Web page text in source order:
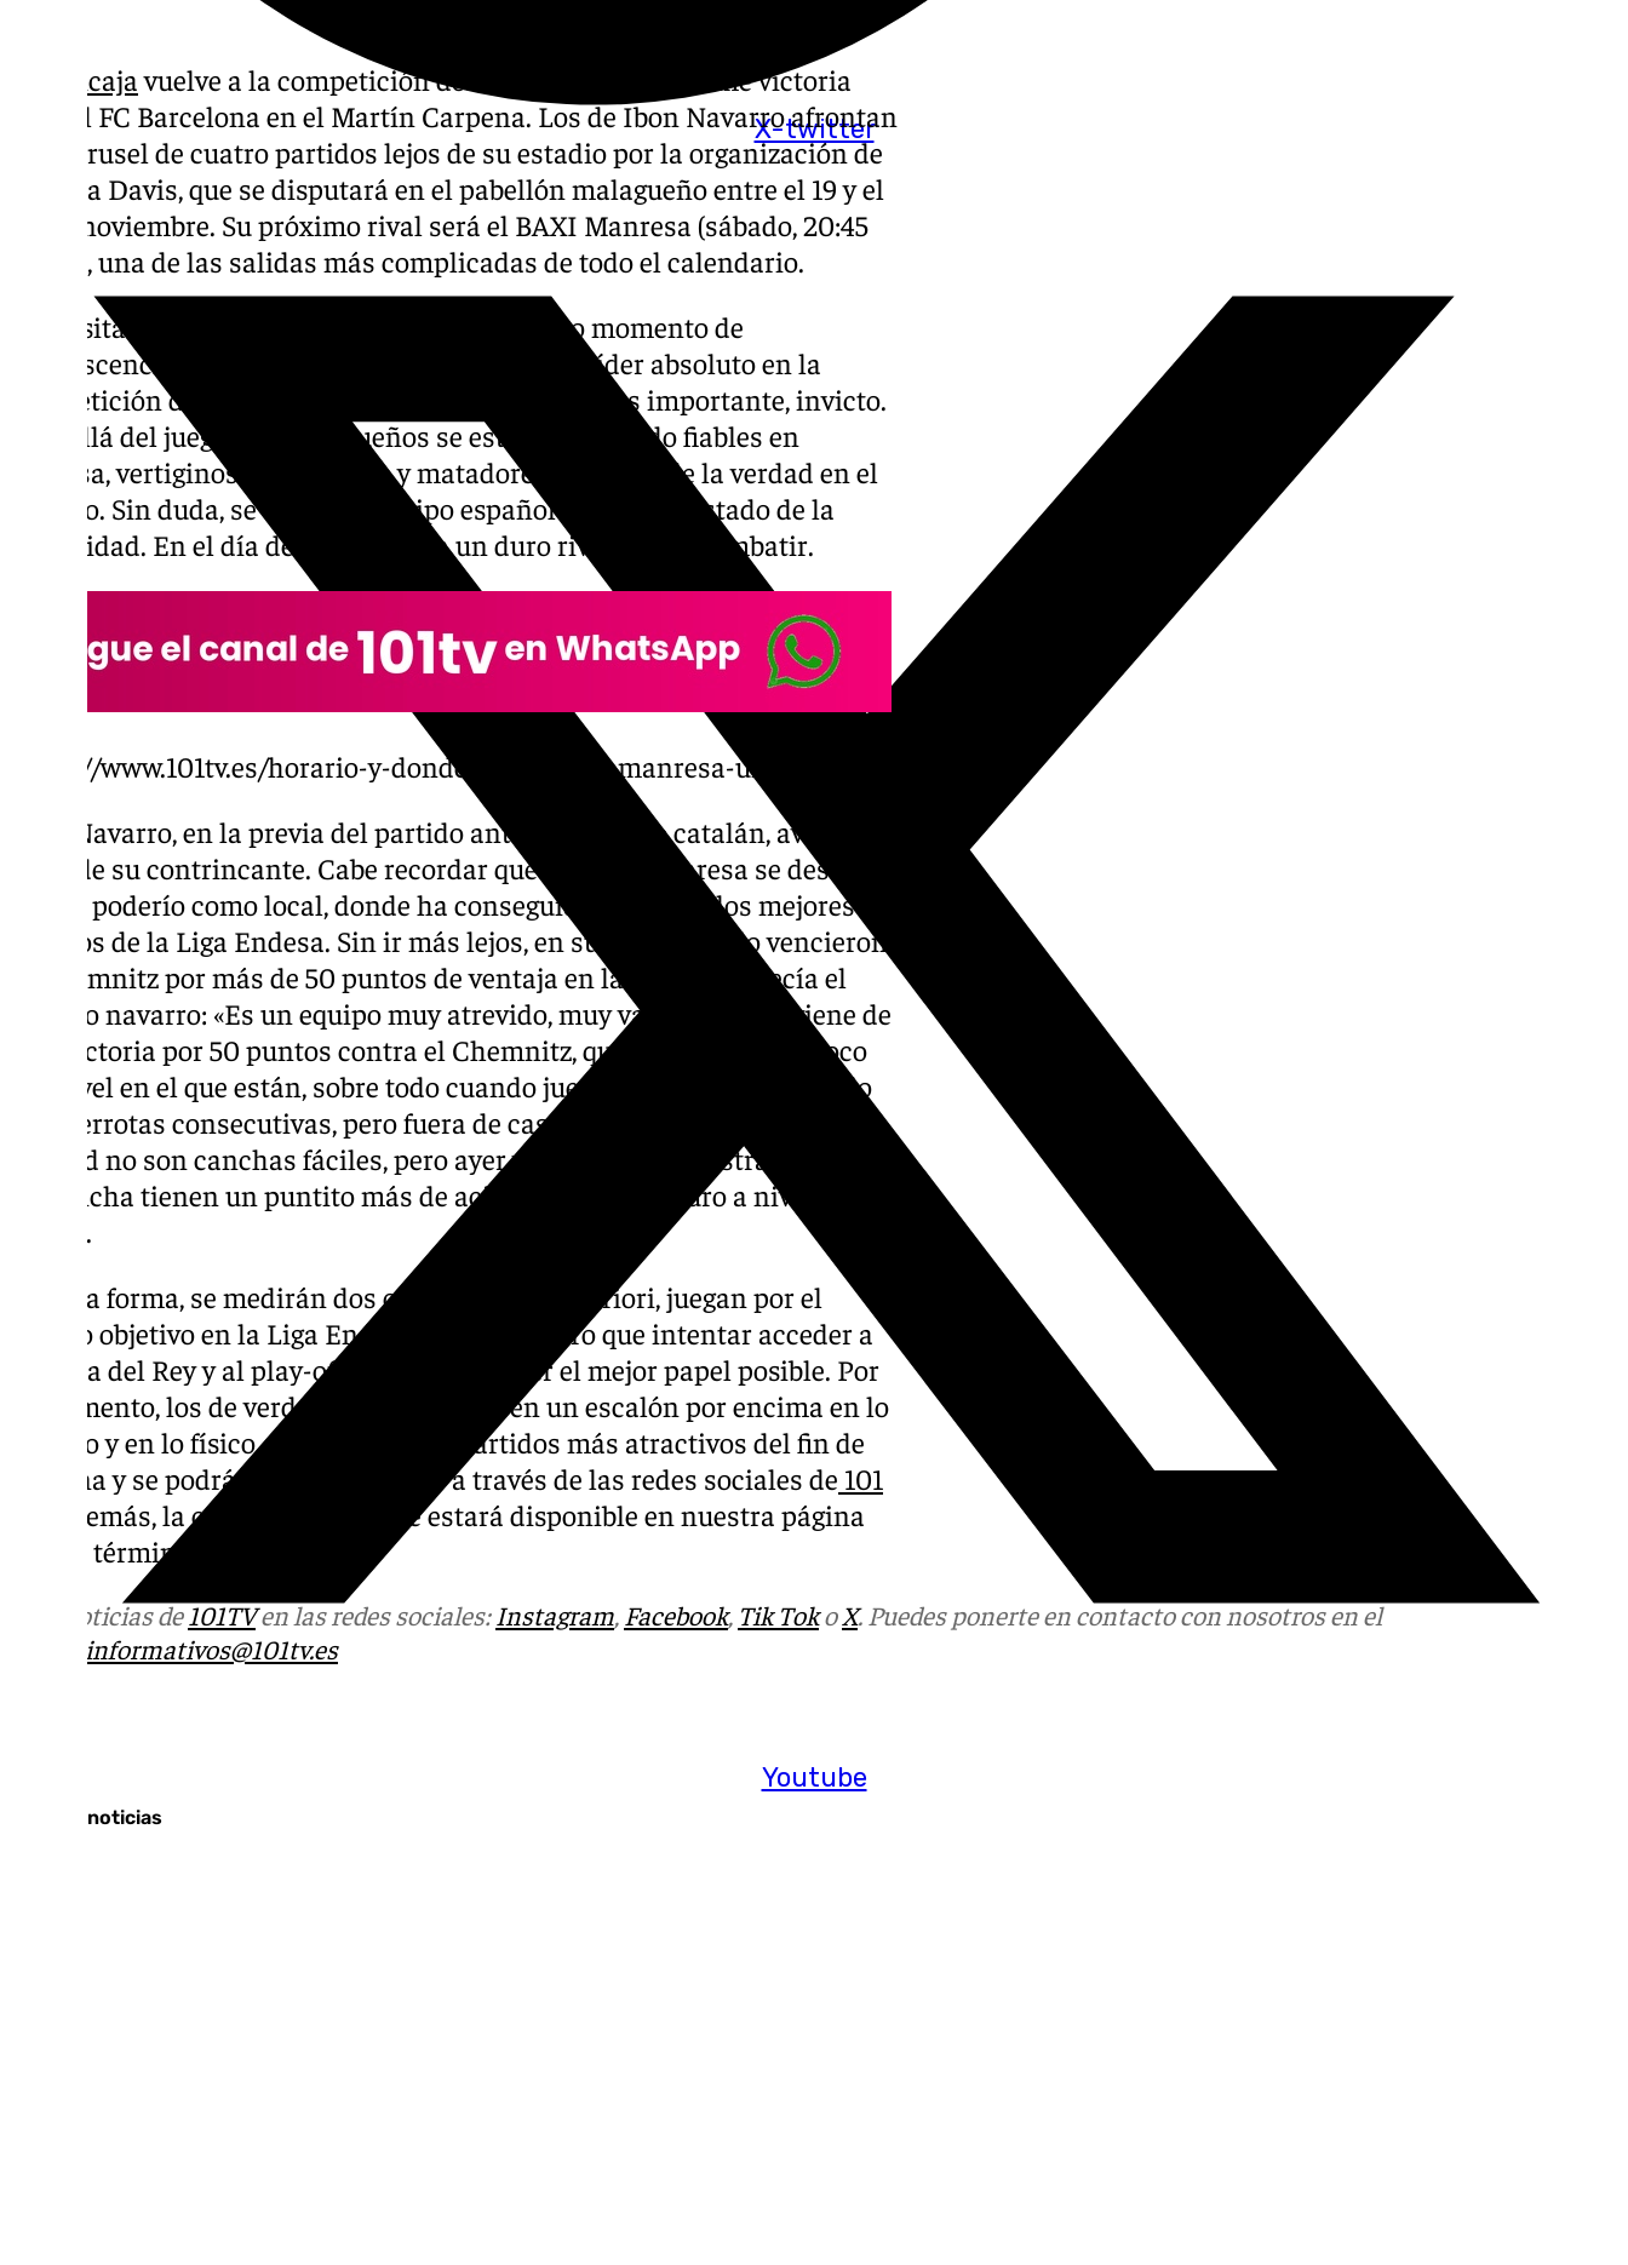
X-twitter
Youtube
Unicaja vuelve a la competición doméstica tras su enorme victoria
ante el FC Barcelona en el Martín Carpena. Los de Ibon Navarro afrontan
un carrusel de cuatro partidos lejos de su estadio por la organización de
la Copa Davis, que se disputará en el pabellón malagueño entre el 19 y el
24 de noviembre. Su próximo rival será el BAXI Manresa (sábado, 20:45
horas), una de las salidas más complicadas de todo el calendario.
Los visitantes encaran el compromiso en pleno momento de
efervescencia, con trece victorias consecutivas, líder absoluto en la
competición doméstica y en la continental, y lo más importante, invicto.
Más allá del juego, los malagueños se están mostrando fiables en
defensa, vertiginosos en ataque y matadores a la hora de la verdad en el
partido. Sin duda, se trata del equipo español con mejor estado de la
actualidad. En el día de hoy tendrán un duro rival al que combatir.
https://www.101tv.es/horario-y-donde-ver-el-baxi-manresa-unicaja/
Ibon Navarro, en la previa del partido ante el conjunto catalán, avisó del
nivel de su contrincante. Cabe recordar que el BAXI Manresa se destaca
por su poderío como local, donde ha conseguido tumbar a los mejores
equipos de la Liga Endesa. Sin ir más lejos, en su último duelo vencieron
al Chemnitz por más de 50 puntos de ventaja en la BCL. Esto decía el
técnico navarro: «Es un equipo muy atrevido, muy valiente y que viene de
una victoria por 50 puntos contra el Chemnitz, que ya te habla un poco
del nivel en el que están, sobre todo cuando juegan en casa. Han tenido
tres derrotas consecutivas, pero fuera de casa. Derthona, Lleida o Real
Madrid no son canchas fáciles, pero ayer volvieron a demostrar que en
su cancha tienen un puntito más de acierto. Será muy duro a nivel
físico».
De esta forma, se medirán dos conjuntos que, a priori, juegan por el
mismo objetivo en la Liga Endesa, que no es otro que intentar acceder a
la Copa del Rey y al play-off de la liga y hacer el mejor papel posible. Por
el momento, los de verde y morado están en un escalón por encima en lo
técnico y en lo físico. Será uno de los partidos más atractivos del fin de
semana y se podrá seguir en directo a través de las redes sociales de 101
Además, la crónica del choque estará disponible en nuestra página
web al término del mismo.
Más noticias de101TVen las redes sociales: Instagram, Facebook, Tik TokoX. Puedes ponerte en contacto con nosotros en el
informativos@101tv.es
Últimas noticias